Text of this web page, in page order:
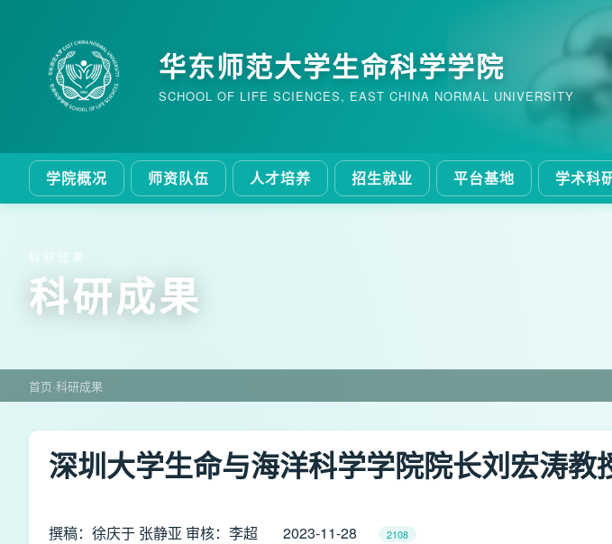
华东师范大学生命科学学院
SCHOOL OF LIFE SCIENCES, EAST CHINA NORMAL UNIVERSITY
学院概况 师资队伍 人才培养 招生就业 平台基地 学术科
科研成果
科研成果
首页›科研成果
深圳大学生命与海洋科学学院院长刘宏涛
撰稿：徐庆于 张静亚 审核：李超 2023-11-28 2108